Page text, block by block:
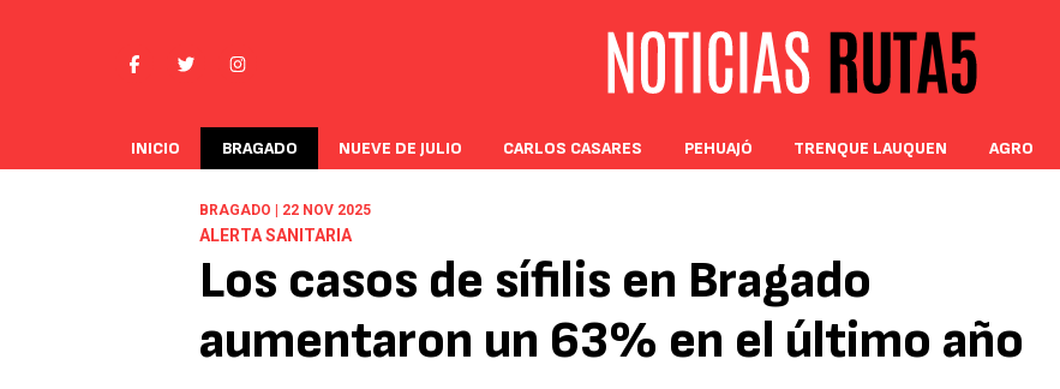
INICIO BRAGADO NUEVE DE JULIO CARLOS CASARES PEHUAJÓ TRENQUE LAUQUEN AGRO
BRAGADO | 22 NOV 2025
ALERTA SANITARIA
Los casos de sífilis en Bragado
aumentaron un 63% en el último año